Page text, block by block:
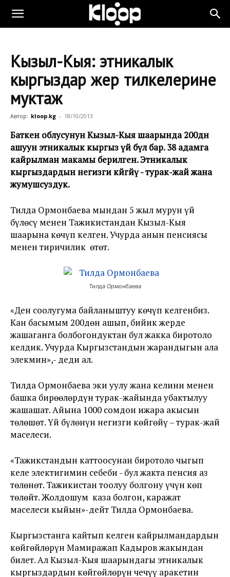
Кызыл-Кыя: этникалык
кыргыздар жер тилкелерине
муктаж
Автор: kloop.kg - 18/10/2013
Баткен облусунун Кызыл-Кыя шаарында 200дөн
ашуун этникалык кыргыз үй бүлө бар. 38 адамга
кайрылман макамы берилген. Этникалык
кыргыздардын негизги көйгөйү - турак-жай жана
жумушсуздук.
Тилда Ормонбаева мындан 5 жыл мурун үй
бүлөсү менен Тажикистандан Кызыл-Кыя
шаарына көчүп келген. Учурда анын пенсиясы
менен тиричилик өтөт.
Тилда Ормонбаева
«Ден соолугума байланыштуу көчүп келгенбиз.
Кан басымым 200дөн ашып, бийик жерде
жашаганга болбогондуктан бул жакка биротоло
келдик. Учурда Кыргызстандын жарандыгын ала
элекмин»,- деди ал.
Тилда Ормонбаева эки уулу жана келини менен
башка бирөөлөрдүн турак-жайында убактылуу
жашашат. Айына 1000 сомдон ижара акысын
төлөшөт. Үй бүлөнүн негизги көйгөйү – турак-жай
маселеси.
«Тажикстандын каттоосунан биротоло чыгып
келе электигимин себеби - бул жакта пенсия аз
төлөнөт. Тажикистан тоолуу болгону үчүн көп
төлөйт. Жолдошум каза болгон, каражат
маселеси кыйын»-дейт Тилда Ормонбаева.
Кыргызстанга кайтып келген кайрылмандардын
көйгөйлөрүн Мамиражап Кадыров жакындан
билет. Ал Кызыл-Кыя шаарындагы этникалык
кыргыздардын көйгөйлөрүн чечүү аракетин